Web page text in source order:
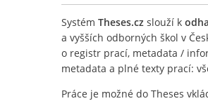
Systém Theses.cz slouží k
a vyšších odborných škol v
o registr prací, metadata /
metadata a plné texty prací:
Práce je možné do Theses